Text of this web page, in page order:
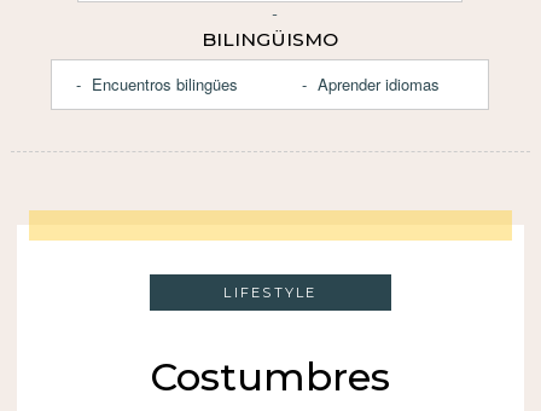
BILINGÜISMO
Encuentros bilingües
Aprender idiomas
LIFESTYLE
Costumbres